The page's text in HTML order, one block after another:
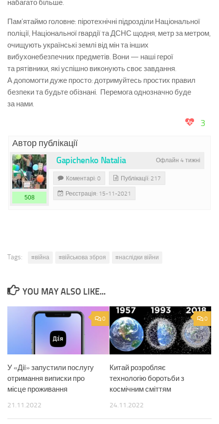
набагато більше.
Пам’ятаймо головне: піротехнічні підрозділи Національної
поліції, Національної гвардії та ДСНС щодня, метр за метром,
очищують українські землі від мін та інших
вибухонебезпечних предметів. Вони — наші герої
та рятівники, які успішно виконують своє завдання.
А допомогти дуже просто: дотримуйтесь простих правил
безпеки та будьте обізнані. Перемога однозначно буде
за нами.
3
Автор публікації
Офлайн 4 тижні
Gapichenko Natalia
508
Коментарі: 0 Публікації: 217
Реєстрація: 15-11-2021
Tags: #війна #військова зброя #наслідки війни
YOU MAY ALSO LIKE...
0
У «Дії» запустили послугу
отримання виписки про
місце проживання
21.11.2022
0
Китай розробляє
технологію боротьби з
космічним сміттям
24.11.2022